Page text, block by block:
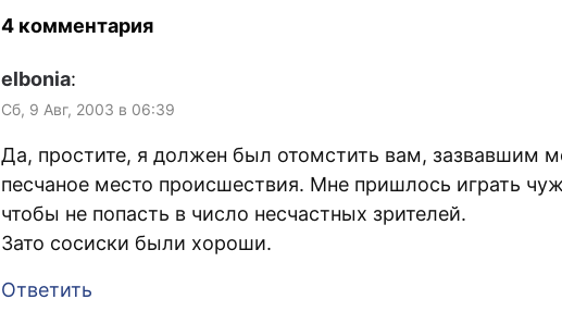
Люблю lookaround за…
4 комментария
elbonia:
Сб, 9 Авг, 2003 в 06:39
Да, простите, я должен был отомстить вам, зазвавшим
песчаное место происшествия. Мне пришлось играть
чтобы не попасть в число несчастных зрителей.
Зато сосиски были хороши.
Ответить